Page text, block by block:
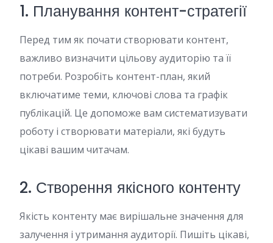
1. Планування контент-стратегії
Перед тим як почати створювати контент,
важливо визначити цільову аудиторію та її
потреби. Розробіть контент-план, який
включатиме теми, ключові слова та графік
публікацій. Це допоможе вам систематизувати
роботу і створювати матеріали, які будуть
цікаві вашим читачам.
2. Створення якісного контенту
Якість контенту має вирішальне значення для
залучення і утримання аудиторії. Пишіть цікаві,